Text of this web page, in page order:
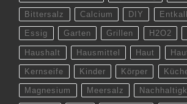
Bittersalz Calcium DIY
Essig Garten Grillen H2O2
Haushalt Hausmittel Haut
Kernseife Kinder Körper
Magnesium Meersalz